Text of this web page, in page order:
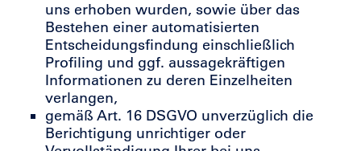
uns erhoben wurden, sowie über das
Bestehen einer automatisierten
Entscheidungsfindung einschließlich
Profiling und ggf. aussagekräftigen
Informationen zu deren Einzelheiten
verlangen,
gemäß Art. 16 DSGVO unverzüglich die
Berichtigung unrichtiger oder